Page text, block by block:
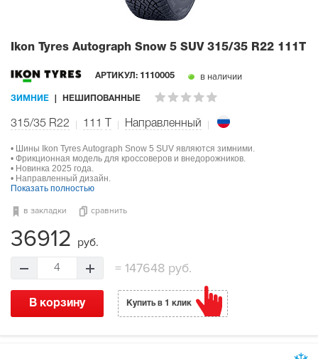
Ikon Tyres Autograph Snow 5 SUV 315/35 R22 111T
АРТИКУЛ: 1110005 в наличии
ЗИМНИЕ НЕШИПОВАННЫЕ
315/35 R22 111 Направленный
• Шины Ikon Tyres Autograph Snow 5 SUV являются зимними.
• Фрикционная модель для кроссоверов и внедорожников.
• Новинка 2025 года.
• Направленный дизайн.
Показать полностью
в закладки сравнить
36912 руб.
4 =147648 руб.
В корзину Купить в 1 клик